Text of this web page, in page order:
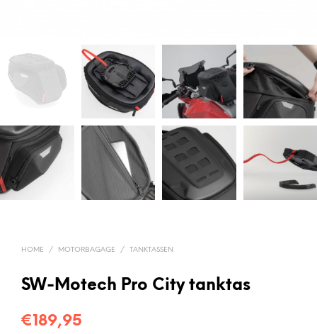
HOME / MOTORBAGAGE / TANKTASSEN
SW-Motech Pro City tanktas
€189,95